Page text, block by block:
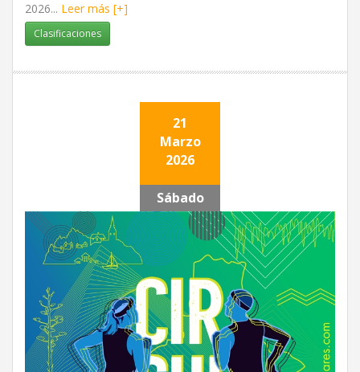
2026... Leer más [+]
Clasificaciones
21
Marzo
2026
Sábado